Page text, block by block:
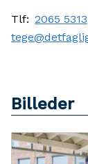
Tlf: 2065 5313
Billeder